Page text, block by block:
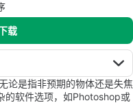
载
论是指非预期的物体还是失焦
的软件选项，如Photoshop或